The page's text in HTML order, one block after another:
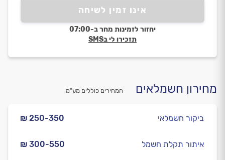
אינו זמין לשיחה
יחזור לזמינות מחר ב-07:00
תזכירו לי בSMS
מחירון חשמלאים המחירים כוללים מע”מ
₪ 250-350 ביקור חשמלאי
₪ 300-550 איתור תקלת חשמל